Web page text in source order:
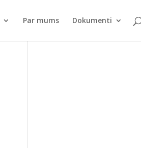
Par mums Dokumenti